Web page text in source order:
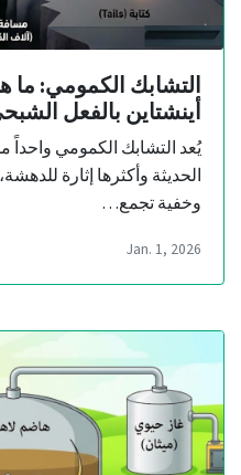
التشابك الكمومي: ما
أينشتاين بالفعل
يُعد التشابك الكمومي واحداً
الحديثة وأكثرها إثارة
وخفية تجمع…
Jan. 1, 2026